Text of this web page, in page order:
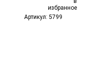
Артикул: 5799